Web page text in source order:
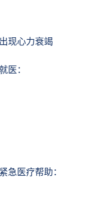
现心力衰竭
医：
急医疗帮助：